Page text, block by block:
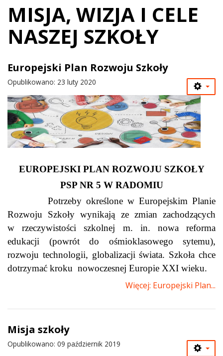
MISJA, WIZJA I CELE
NASZEJ SZKOŁY
Europejski Plan Rozwoju Szkoły
Opublikowano: 23 luty 2020
EUROPEJSKI PLAN ROZWOJU SZKOŁY
PSP NR 5 W RADOMIU
Potrzeby określone w Europejskim Planie
Rozwoju Szkoły wynikają ze zmian zachodzących
w rzeczywistości szkolnej m. in. nowa reforma
edukacji (powrót do ośmioklasowego sytemu),
rozwoju technologii, globalizacji świata. Szkoła chce
dotrzymać kroku nowoczesnej Europie XXI wieku.
Więcej: Europejski Plan...
Misja szkoły
Opublikowano: 09 październik 2019